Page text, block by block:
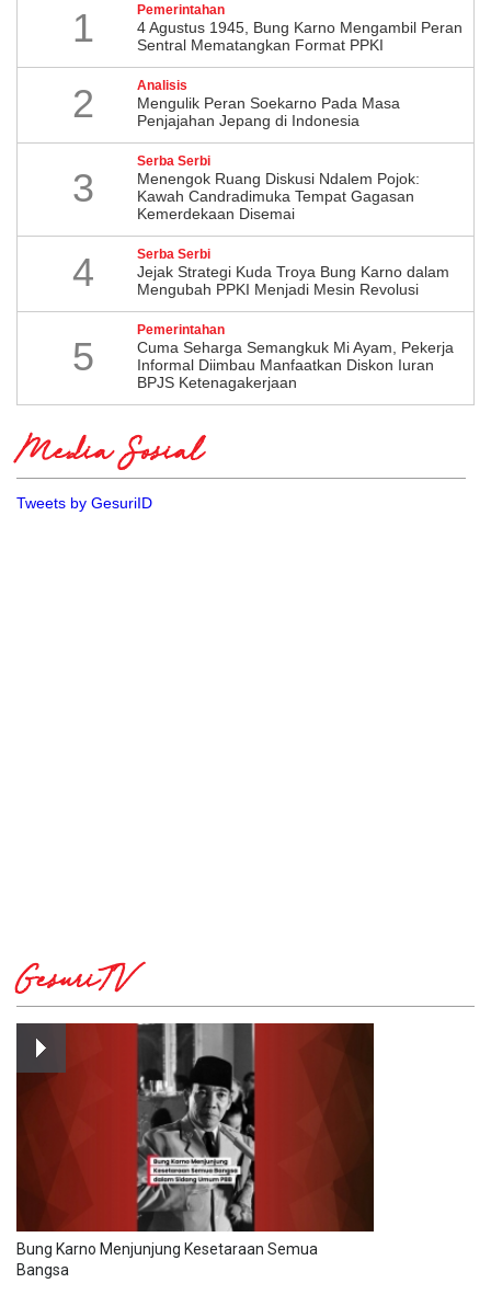
1 Pemerintahan
4 Agustus 1945, Bung Karno Mengambil Peran
Sentral Mematangkan Format PPKI
2 Analisis
Mengulik Peran Soekarno Pada Masa
Penjajahan Jepang di Indonesia
3
Serba Serbi
Menengok Ruang Diskusi Ndalem Pojok:
Kawah Candradimuka Tempat Gagasan
Kemerdekaan Disemai
4 Serba Serbi
Jejak Strategi Kuda Troya Bung Karno dalam
Mengubah PPKI Menjadi Mesin Revolusi
5
Pemerintahan
Cuma Seharga Semangkuk Mi Ayam, Pekerja
Informal Diimbau Manfaatkan Diskon Iuran
BPJS Ketenagakerjaan
Media Sosial
Tweets by GesuriID
GesuriTV
Bung Karno Menjunjung Kesetaraan Semua
Bangsa